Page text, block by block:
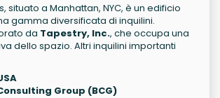
situato a Manhattan, NYC, è un edificio
gamma diversificata di inquilini.
da Tapestry, Inc., che occupa una
dello spazio. Altri inquilini importanti
Group (BCG)